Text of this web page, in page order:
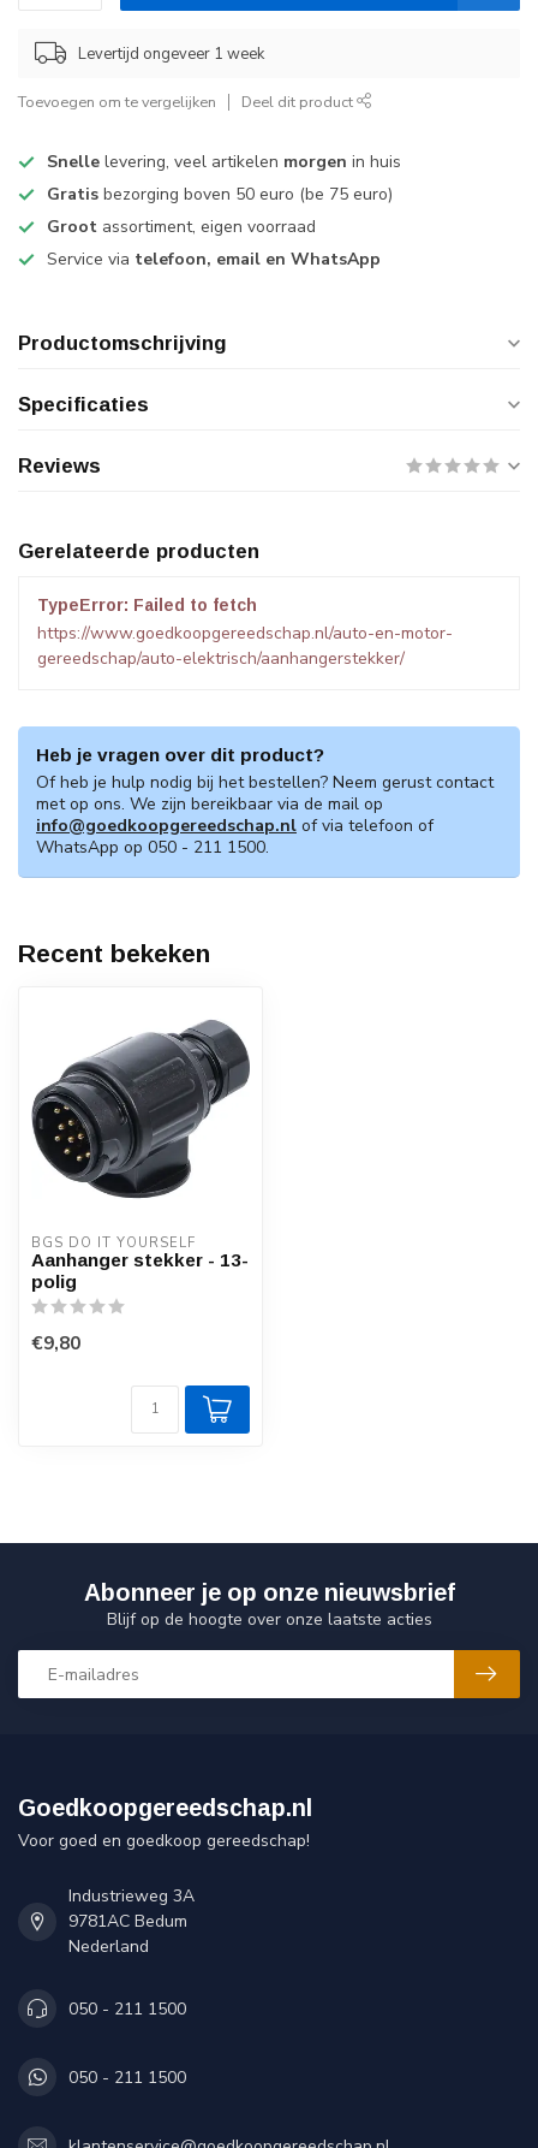
Levertijd ongeveer 1 week
Toevoegen om te vergelijken Deel dit product
Snelle levering, veel artikelen morgen in huis
Gratis bezorging boven 50 euro (be 75 euro)
Groot assortiment, eigen voorraad
Service via telefoon, email en WhatsApp
Productomschrijving
Specificaties
Reviews
Gerelateerde producten
TypeError: Failed to fetch
https://www.goedkoopgereedschap.nl/auto-en-motor-
gereedschap/auto-elektrisch/aanhangerstekker/
Heb je vragen over dit product?
Of heb je hulp nodig bij het bestellen? Neem gerust contact
met op ons. We zijn bereikbaar via de mail op
info@goedkoopgereedschap.nl of via telefoon of
WhatsApp op 050 - 211 1500.
Recent bekeken
BGS DO IT YOURSELF
Aanhanger stekker - 13-
polig
€9,80
Abonneer je op onze nieuwsbrief
Blijf op de hoogte over onze laatste acties
Goedkoopgereedschap.nl
Voor goed en goedkoop gereedschap!
Industrieweg 3A
9781AC Bedum
Nederland
050 - 211 1500
050 - 211 1500